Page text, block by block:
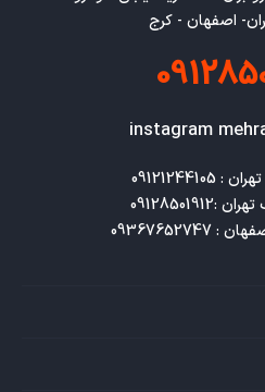
اصفهان - کرج
instagram